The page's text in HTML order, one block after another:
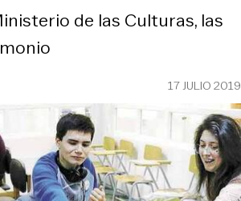
de las Culturas, las
17 JULIO 2019